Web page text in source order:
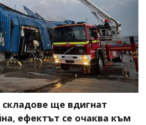
складове ще вдигнат
ефектът се очаква към